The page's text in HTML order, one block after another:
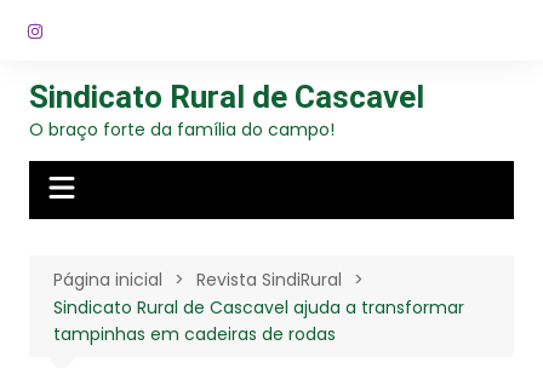
para
conteúdo
Sindicato Rural de Cascavel
O braço forte da família do campo!
Página inicial
Revista SindiRural
Sindicato Rural de Cascavel ajuda a transformar
tampinhas em cadeiras de rodas